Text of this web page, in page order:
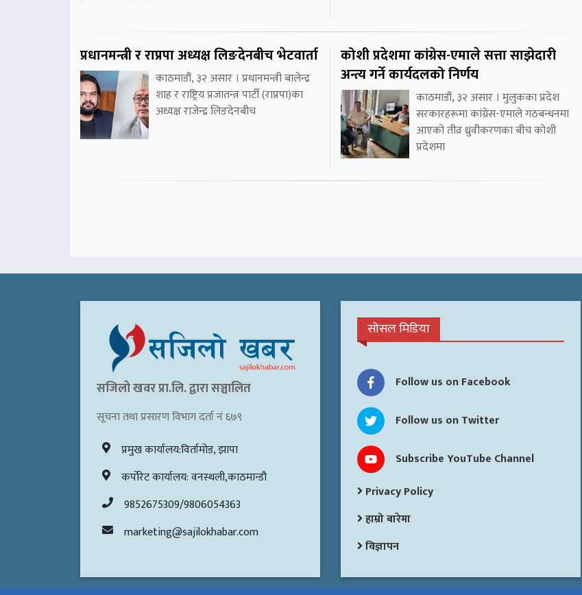
प्रधानमन्त्री र राप्रपा अध्यक्ष लिङदेनबीच भेटवार्ता
काठमाडौं, ३२ असार । प्रधानमन्त्री बालेन्द्र
शाह र राष्ट्रिय प्रजातन्त्र पार्टी (राप्रपा)का
अध्यक्ष राजेन्द्र लिङदेनबीच
कोशी प्रदेशमा कांग्रेस-एमाले सत्ता साझेदारी
अन्त्य गर्ने कार्यदलको निर्णय
काठमाडौं, ३२ असार । मुलुकका प्रदेश
सरकारहरूमा कांग्रेस-एमाले गठबन्धनमा
आएको तीव्र ध्रुवीकरणका बीच कोशी
प्रदेशमा
सजिलो खवर प्रा.लि. द्वारा सञ्चालित
सूचना तथा प्रसारण विभाग दर्ता नं ६७९
प्रमुख कार्यालय:विर्तामोड, झापा
कर्पोरेट कार्यालय: वनस्थली,काठमान्डौ
9852675309/9806054363
marketing@sajilokhabar.com
सोसल मिडिया
Follow us on Facebook
Follow us on Twitter
Subscribe YouTube Channel
Privacy Policy
हाम्रो बारेमा
विज्ञापन